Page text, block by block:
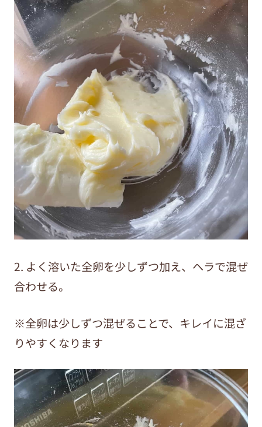
2. よく溶いた全卵を少しずつ加え、ヘラで混ぜ
合わせる。
※全卵は少しずつ混ぜることで、キレイに混ざ
りやすくなります